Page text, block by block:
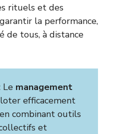
rituels et des
la performance,
de tous, à distance
Le management
efficacement
en combinant outils
et